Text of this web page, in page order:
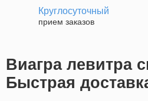
Круглосуточный
прием заказов
Виагра левитра
Быстрая